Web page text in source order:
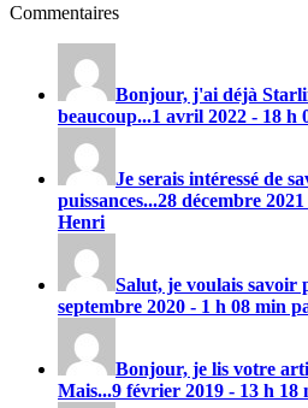
Commentaires
Bonjour, j'ai déjà
beaucoup...1 avril 2022 - 18 h
Je serais intéressé de
puissances...28 décembre
Henri
Salut, je voulais savoir
septembre 2020 - 1 h 08 min
Bonjour, je lis votre
Mais...9 février 2019 - 13 h 18